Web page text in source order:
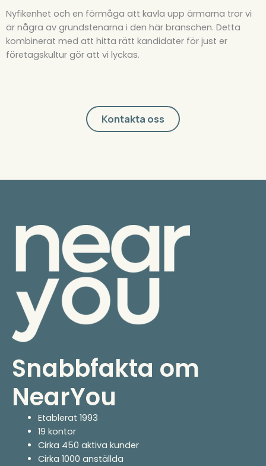
Nyfikenhet och en förmåga att kavla upp ärmarna tror vi
är några av grundstenarna i den här branschen. Detta
kombinerat med att hitta rätt kandidater för just er
företagskultur gör att vi lyckas.
Kontakta oss
Snabbfakta om
NearYou
Etablerat 1993
19 kontor
Cirka 450 aktiva kunder
Cirka 1000 anställda